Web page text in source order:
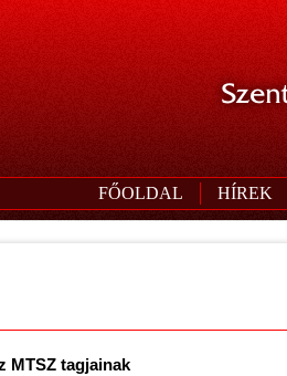
FŐOLDAL HÍREK
MTSZ tagjainak